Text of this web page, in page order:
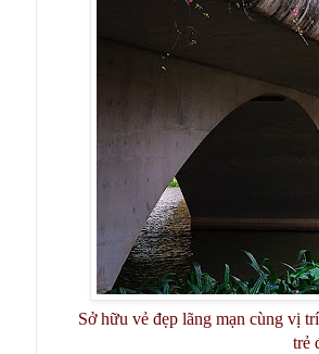
Sở hữu vẻ đẹp lãng mạn cùng vị
trẻ